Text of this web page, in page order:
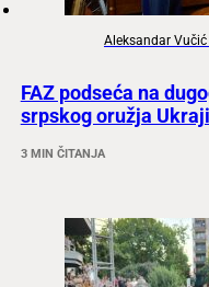
Aleksandar
FAZ podseća na
srpskog oružja
3 MIN ČITANJA